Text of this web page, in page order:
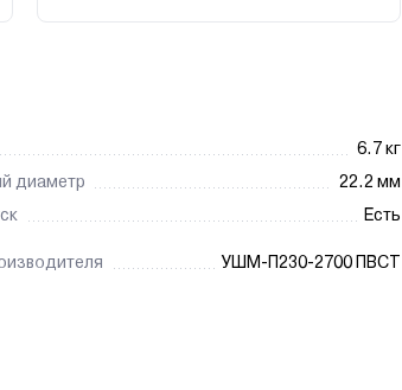
6.7 кг
диаметр
22.2 мм
Есть
УШМ-П230-2700 ПВСТ